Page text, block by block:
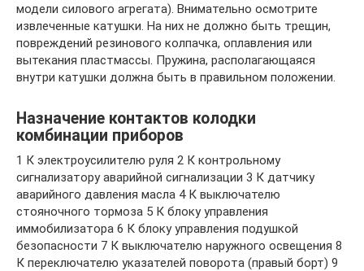
модели силового агрегата). Внимательно осмотрите
извлеченные катушки. На них не должно быть трещин,
повреждений резинового колпачка, оплавления или
вытекания пластмассы. Пружина, располагающаяся
внутри катушки должна быть в правильном положении.
Назначение контактов колодки
комбинации приборов
1 К электроусилителю руля 2 К контрольному
сигнализатору аварийной сигнализации 3 К датчику
аварийного давления масла 4 К выключателю
стояночного тормоза 5 К блоку управления
иммобилизатора 6 К блоку управления подушкой
безопасности 7 К выключателю наружного освещения 8
К переключателю указателей поворота (правый борт) 9